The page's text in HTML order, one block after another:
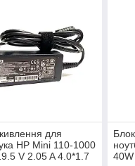
для
HP Mini 110-1000
V 2.05 A 4.0*1.7